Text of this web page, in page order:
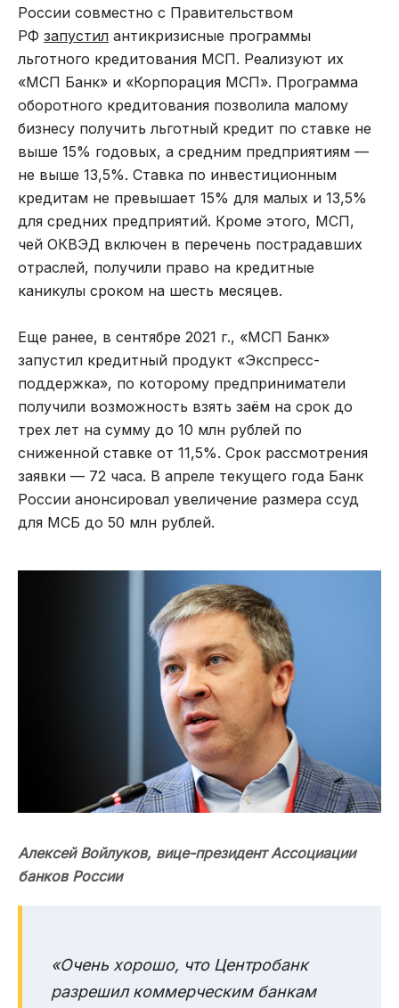
России совместно с Правительством
РФ запустил антикризисные программы
льготного кредитования МСП. Реализуют их
«МСП Банк» и «Корпорация МСП». Программа
оборотного кредитования позволила малому
бизнесу получить льготный кредит по ставке не
выше 15% годовых, а средним предприятиям —
не выше 13,5%. Ставка по инвестиционным
кредитам не превышает 15% для малых и 13,5%
для средних предприятий. Кроме этого, МСП,
чей ОКВЭД включен в перечень пострадавших
отраслей, получили право на кредитные
каникулы сроком на шесть месяцев.
Еще ранее, в сентябре 2021 г., «МСП Банк»
запустил кредитный продукт «Экспресс-
поддержка», по которому предприниматели
получили возможность взять заём на срок до
трех лет на сумму до 10 млн рублей по
сниженной ставке от 11,5%. Срок рассмотрения
заявки — 72 часа. В апреле текущего года Банк
России анонсировал увеличение размера ссуд
для МСБ до 50 млн рублей.
Алексей Войлуков, вице-президент Ассоциации
банков России
«Очень хорошо, что Центробанк
разрешил коммерческим банкам